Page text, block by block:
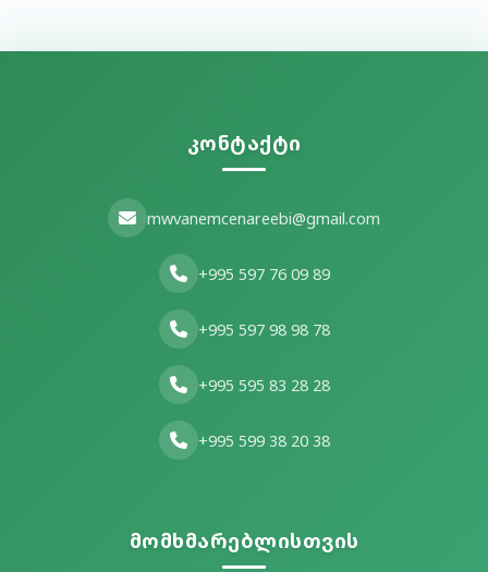
კონტაქტი
mwvanemcenareebi@gmail.com
+995 597 76 09 89
+995 597 98 98 78
+995 595 83 28 28
+995 599 38 20 38
მომხმარებლისთვის